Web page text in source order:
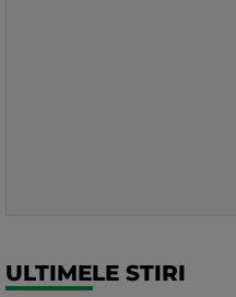
ULTIMELE STIRI